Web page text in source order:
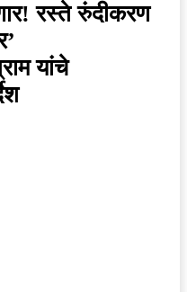
रस्ते रुंदीकरण
यांचे